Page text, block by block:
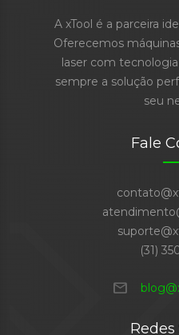
A xTool é a parceira
Oferecemos
laser com
sempre a solução
seu
Fale
(31)
mail
Redes